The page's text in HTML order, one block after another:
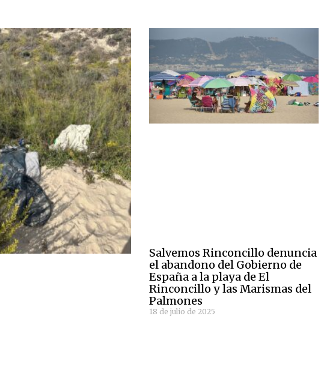
Salvemos Rinconcillo denuncia
el abandono del Gobierno de
España a la playa de El
Rinconcillo y las Marismas del
Palmones
18 de julio de 2025